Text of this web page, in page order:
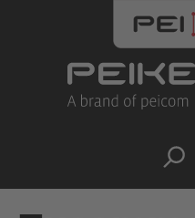
Zum Hauptinhalt